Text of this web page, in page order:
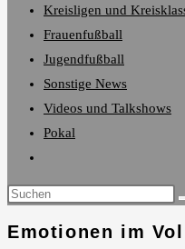
Kreisligen und
Frauenfußball
Jugendfußball
Sonstige News
Videos und Talkshows
Pokal
umschalten
Emotionen im